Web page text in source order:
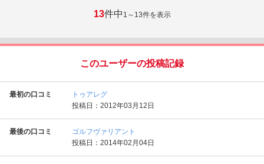
13件中 1～13件を表示
このユーザーの投稿記録
最初の口コミ
トゥアレグ
投稿日：2012年03月12日
最後の口コミ
ゴルフヴァリアント
投稿日：2014年02月04日